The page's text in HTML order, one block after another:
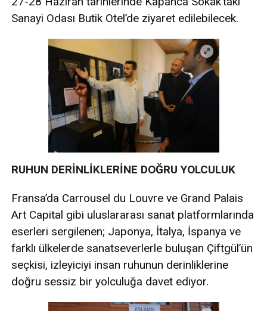
Sanayi Odası Butik Otel’de ziyaret edilebilecek.
RUHUN DERİNLİKLERİNE DOĞRU YOLCULUK
Fransa’da Carrousel du Louvre ve Grand Palais
Art Capital gibi uluslararası sanat platformlarında
eserleri sergilenen; Japonya, İtalya, İspanya ve
farklı ülkelerde sanatseverlerle buluşan Çiftgül’ün
seçkisi, izleyiciyi insan ruhunun derinliklerine
doğru sessiz bir yolculuğa davet ediyor.